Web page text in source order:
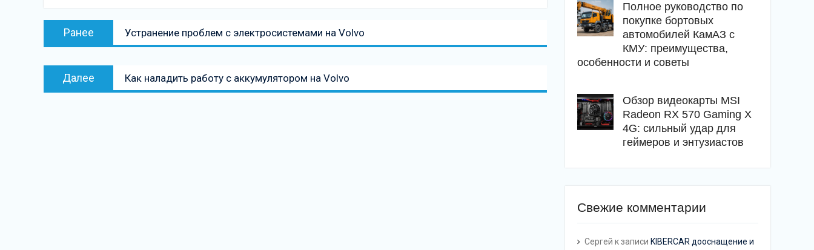
Навигация
Ранее
Предыдущая
запись:
Устранение проблем с электросистемами на Volvo
Далее
Следующая
Как наладить работу с аккумулятором на Volvo
Полное руководство по
покупке бортовых
автомобилей КамАЗ с
КМУ: преимущества,
особенности и советы
Обзор видеокарты MSI
Radeon RX 570 Gaming X
4G: сильный удар для
геймеров и энтузиастов
Свежие комментарии
Сергей к записи KIBERCAR дооснащение и